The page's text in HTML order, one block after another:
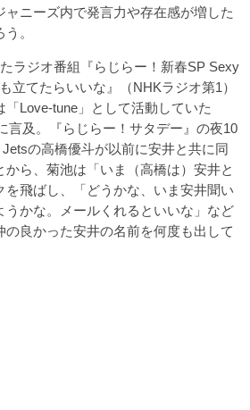
ャニーズ内で発言力や存在感が増した
。
ラジオ番組『らじらー！新春SP Sexy
立てたらいいな』（NHKラジオ第1）
Love-tune」として活動していた
言及。『らじらー！サタデー』の夜10
の高橋優斗が以前に安井と共に同
ら、菊池は「いま（高橋は）安井と
を飛ばし、「どうかな、いま安井聞い
うかな。メールくれるといいな」など
の良かった安井の名前を何度も出して